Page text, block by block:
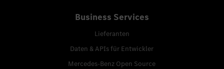
Business Services
Lieferanten
Daten & APIs für Entwickler
Mercedes-Benz Open Source